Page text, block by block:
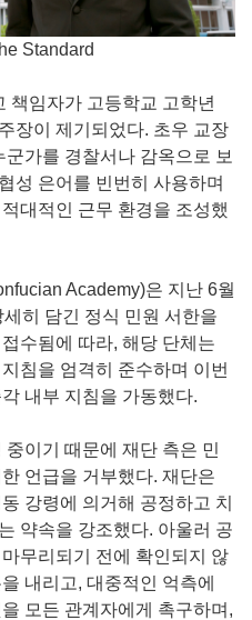
Standard
책임자가 고등학교 고학년
장이 제기되었다. 초우 교장
가를 경찰서나 감옥으로 보
성 은어를 빈번히 사용하며
대적인 근무 환경을 조성했
Academy)은 지난 6월
히 담긴 정식 민원 서한을
수됨에 따라, 해당 단체는
침을 엄격히 준수하며 이번
내부 지침을 가동했다.
이기 때문에 재단 측은 민
언급을 거부했다. 재단은
강령에 의거해 공정하고 치
약속을 강조했다. 아울러 공
무리되기 전에 확인되지 않
내리고, 대중적인 억측에
모든 관계자에게 촉구하며,